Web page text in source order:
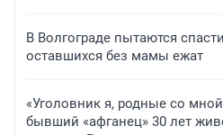
В Волгограде пытаются
оставшихся без мамы ежат
«Уголовник я, родные со
бывший «афганец» 30 лет